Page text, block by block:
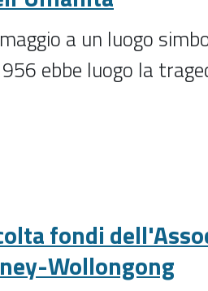
a un luogo
ebbe luogo la
fondi
Wollongong